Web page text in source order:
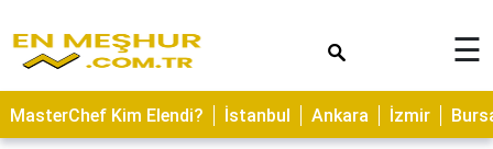
ASTROLOJİ
SAĞLIK
☰
MasterChef Kim Elendi? İstanbul Ankara İzmir